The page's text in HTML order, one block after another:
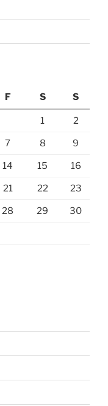
F S S
1 2
7 8 9
14 15 16
21 22 23
28 29 30